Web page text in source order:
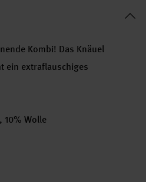
Kombi! Das Knäuel
ein extraflauschiges
Wolle